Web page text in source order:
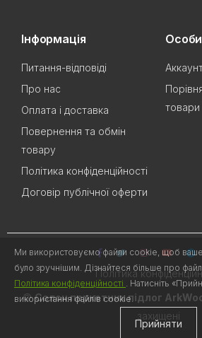
Інформація
Питання-відповіді
Про нас
Оплата і доставка
Повернення та обмін
товару
Політика конфіденційності
Договір публічної оферти
товари
©Салон паркетних підлог
захищені
Політика
Ми використовуємо файли cookie, щоб
було зручнішим. Дізнайтеся більше про
Політика конфіденційності . Натисніть
використання файлів cookie.
Прийняти